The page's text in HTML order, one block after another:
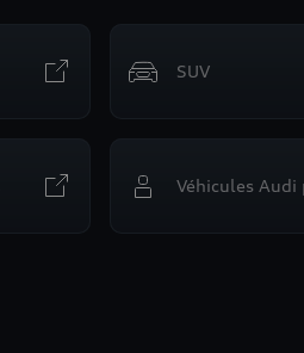
SUV
Véhicules